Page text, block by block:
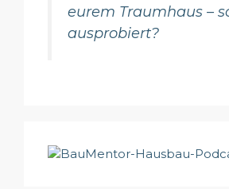
eurem Traumhaus –
ausprobiert?